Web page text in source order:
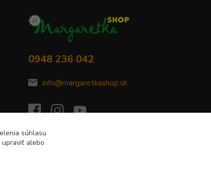
0948 236 042
info@margaretkashop.sk
súhlasu
upraviť alebo